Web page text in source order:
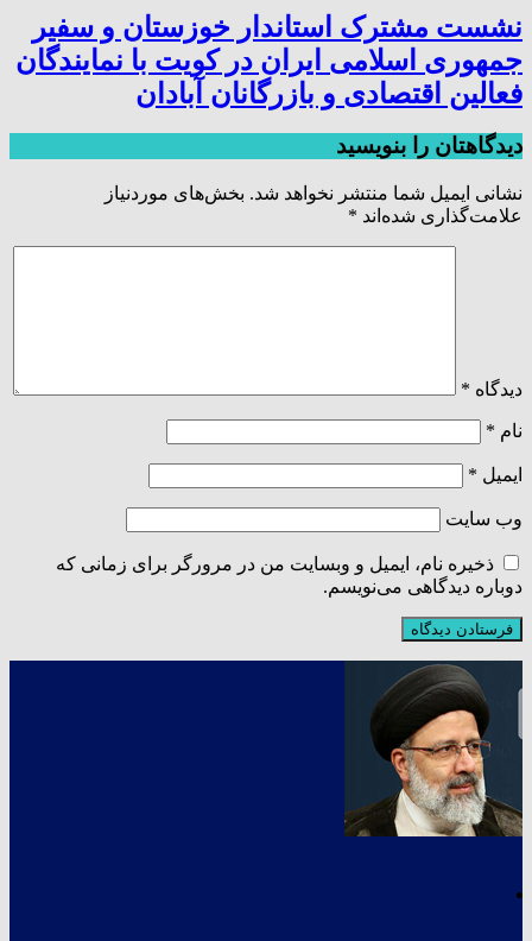
نشست مشترک استاندار خوزستان و سفیر
جمهوری اسلامی ایران در کویت با نمایندگان
فعالین اقتصادی و بازرگانان آبادان
دیدگاهتان را بنویسید
نشانی ایمیل شما منتشر نخواهد شد. بخش‌های موردنیاز
علامت‌گذاری شده‌اند *
دیدگاه *
نام *
ایمیل *
وب‌ سایت
ذخیره نام، ایمیل و وبسایت من در مرورگر برای زمانی که
دوباره دیدگاهی می‌نویسم.